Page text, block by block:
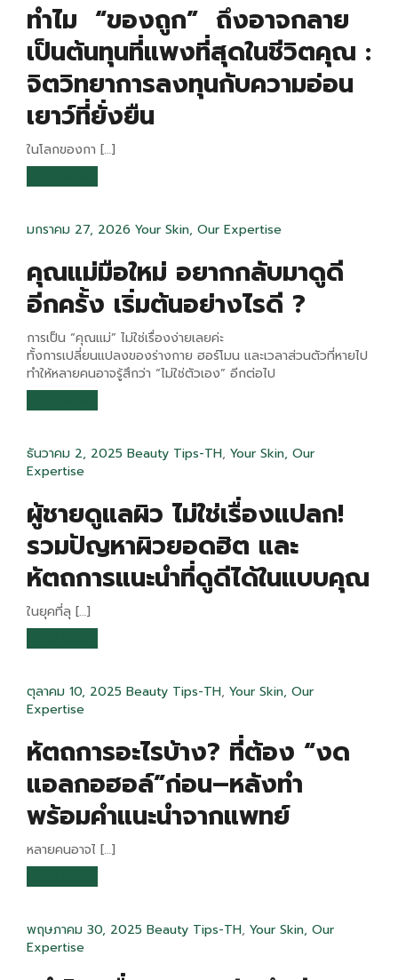
ทำไม “ของถูก” ถึงอาจกลาย
เป็นต้นทุนที่แพงที่สุดในชีวิตคุณ :
จิตวิทยาการลงทุนกับความอ่อน
เยาว์ที่ยั่งยืน
ในโลกของกา […]
มกราคม 27, 2026 Your Skin, Our Expertise
คุณแม่มือใหม่ อยากกลับมาดูดี
อีกครั้ง เริ่มต้นอย่างไรดี ?
การเป็น “คุณแม่” ไม่ใช่เรื่องง่ายเลยค่ะ
ทั้งการเปลี่ยนแปลงของร่างกาย ฮอร์โมน และเวลาส่วนตัวที่หายไป
ทำให้หลายคนอาจรู้สึกว่า “ไม่ใช่ตัวเอง” อีกต่อไป
ธันวาคม 2, 2025 Beauty Tips-TH, Your Skin, Our
Expertise
ผู้ชายดูแลผิว ไม่ใช่เรื่องแปลก!
รวมปัญหาผิวยอดฮิต และ
หัตถการแนะนำที่ดูดีได้ในแบบคุณ
ในยุคที่ลุ […]
ตุลาคม 10, 2025 Beauty Tips-TH, Your Skin, Our
Expertise
หัตถการอะไรบ้าง? ที่ต้อง “งด
แอลกอฮอล์”ก่อน–หลังทำ
พร้อมคำแนะนำจากแพทย์
หลายคนอาจไ […]
พฤษภาคม 30, 2025 Beauty Tips-TH, Your Skin, Our
Expertise